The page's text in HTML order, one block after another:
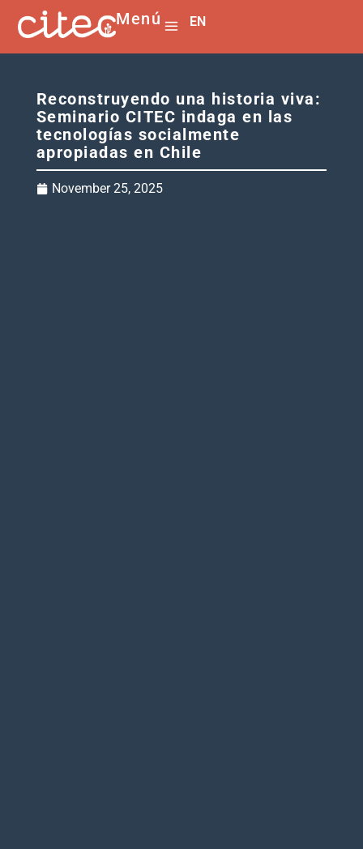
Menú EN
ES
Reconstruyendo una historia viva:
Seminario CITEC indaga en las
tecnologías socialmente
apropiadas en Chile
November 25, 2025